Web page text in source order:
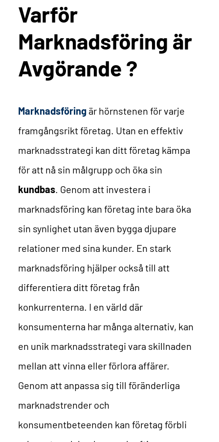
Varför
Marknadsföring är
Avgörande ?
Marknadsföring är hörnstenen för varje
framgångsrikt företag. Utan en effektiv
marknadsstrategi kan ditt företag kämpa
för att nå sin målgrupp och öka sin
kundbas . Genom att investera i
marknadsföring kan företag inte bara öka
sin synlighet utan även bygga djupare
relationer med sina kunder. En stark
marknadsföring hjälper också till att
differentiera ditt företag från
konkurrenterna. I en värld där
konsumenterna har många alternativ, kan
en unik marknadsstrategi vara skillnaden
mellan att vinna eller förlora affärer.
Genom att anpassa sig till föränderliga
marknadstrender och
konsumentbeteenden kan företag förbli